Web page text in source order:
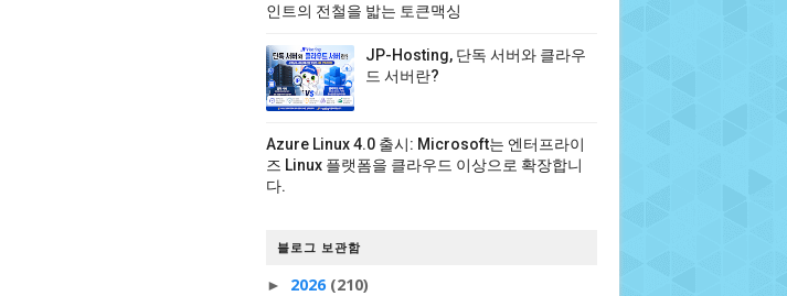
인트의 전철을 밟는 토큰맥싱
JP-Hosting, 단독 서버와 클라우
드 서버란?
Azure Linux 4.0 출시: Microsoft는 엔터프라이
즈 Linux 플랫폼을 클라우드 이상으로 확장합니
다.
블로그 보관함
► 2026 (210)